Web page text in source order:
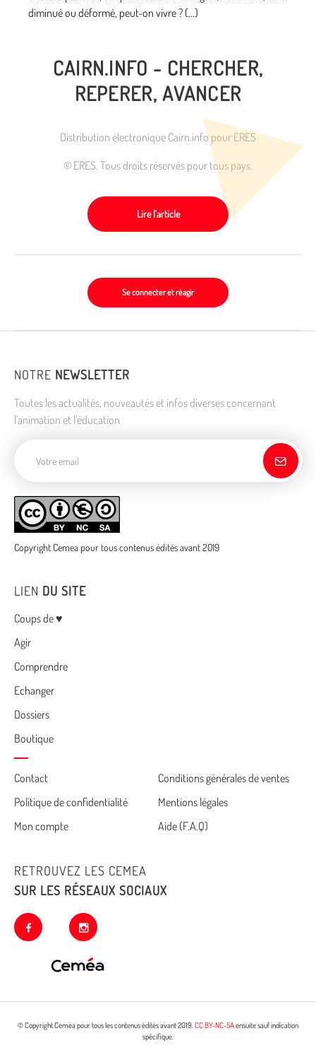
diminué ou déformé, peut-on vivre ? (...)
CAIRN.INFO - CHERCHER,
REPERER, AVANCER
Distribution électronique Cairn.info pour ERES
© ERES. Tous droits réservés pour tous pays.
Lire l'article
Se connecter et réagir
NOTRE NEWSLETTER
Toutes les actualités, nouveautés et infos diverses concernant
l'animation et l'éducation
Copyright Cemea pour tous contenus édités avant 2019
LIEN DU SITE
Menu
Coups de ♥
Agir
Comprendre
Echanger
Dossiers
Boutique
Cemea
footer
Contact
Conditions générales de ventes
Politique de confidentialité
Mentions légales
Mon compte
Aide (F.A.Q)
RETROUVEZ LES CEMEA
SUR LES RÉSEAUX SOCIAUX
facebook instagram
© Copyright Cemea pour tous les contenus édités avant 2019.CC BY-NC-SAensuite sauf indication
spécifique.